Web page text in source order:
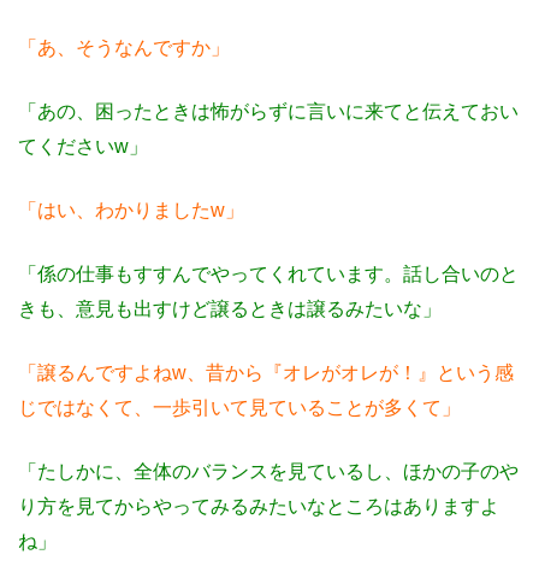
「あ、そうなんですか」
「あの、困ったときは怖がらずに言いに来てと伝えておい
てくださいw」
「はい、わかりましたw」
「係の仕事もすすんでやってくれています。話し合いのと
きも、意見も出すけど譲るときは譲るみたいな」
「譲るんですよねw、昔から『オレがオレが！』という感
じではなくて、一歩引いて見ていることが多くて」
「たしかに、全体のバランスを見ているし、ほかの子のや
り方を見てからやってみるみたいなところはありますよ
ね」